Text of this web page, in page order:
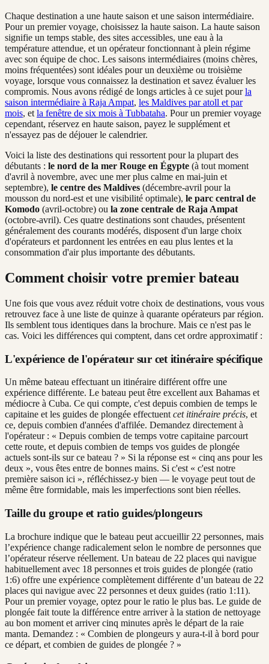
Chaque destination a une haute saison et une saison intermédiaire.
Pour un premier voyage, choisissez la haute saison. La haute saison
signifie un temps stable, des sites accessibles, une eau à la
température attendue, et un opérateur fonctionnant à plein régime
avec son équipe de choc. Les saisons intermédiaires (moins chères,
moins fréquentées) sont idéales pour un deuxième ou troisième
voyage, lorsque vous connaissez la destination et savez évaluer les
compromis. Nous avons rédigé de longs articles à ce sujet pourla
saison intermédiaire à Raja Ampat, les Maldives par atoll et par
mois, et la fenêtre de six mois à Tubbataha. Pour un premier voyage
cependant, réservez en haute saison, payez le supplément et
n'essayez pas de déjouer le calendrier.
Voici la liste des destinations qui ressortent pour la plupart des
débutants : le nord de la mer Rouge en Égypte (à tout moment
d'avril à novembre, avec une mer plus calme en mai-juin et
septembre), le centre des Maldives (décembre-avril pour la
mousson du nord-est et une visibilité optimale), le parc central de
Komodo (avril-octobre) ou la zone centrale de Raja Ampat
(octobre-avril). Ces quatre destinations sont chaudes, présentent
généralement des courants modérés, disposent d'un large choix
d'opérateurs et pardonnent les entrées en eau plus lentes et la
consommation d'air plus importante des débutants.
Comment choisir votre premier bateau
Une fois que vous avez réduit votre choix de destinations, vous vous
retrouvez face à une liste de quinze à quarante opérateurs par région.
Ils semblent tous identiques dans la brochure. Mais ce n'est pas le
cas. Voici les différences qui comptent, dans cet ordre approximatif :
L'expérience de l'opérateur sur cet itinéraire spécifique
Un même bateau effectuant un itinéraire différent offre une
expérience différente. Le bateau peut être excellent aux Bahamas et
médiocre à Cuba. Ce qui compte, c'est depuis combien de temps le
capitaine et les guides de plongée effectuent cet itinéraire précis, et
ce, depuis combien d'années d'affilée. Demandez directement à
l'opérateur : « Depuis combien de temps votre capitaine parcourt
cette route, et depuis combien de temps vos guides de plongée
actuels sont-ils sur ce bateau ? » Si la réponse est « cinq ans pour les
deux », vous êtes entre de bonnes mains. Si c'est « c'est notre
première saison ici », réfléchissez-y bien — le voyage peut tout de
même être formidable, mais les imperfections sont bien réelles.
Taille du groupe et ratio guides/plongeurs
La brochure indique que le bateau peut accueillir 22 personnes, mais
l’expérience change radicalement selon le nombre de personnes que
l’opérateur réserve réellement. Un bateau de 22 places qui navigue
habituellement avec 18 personnes et trois guides de plongée (ratio
1:6) offre une expérience complètement différente d’un bateau de 22
places qui navigue avec 22 personnes et deux guides (ratio 1:11).
Pour un premier voyage, optez pour le ratio le plus bas. Le guide de
plongée fait toute la différence entre arriver à la station de nettoyage
au bon moment et arriver cinq minutes après le départ de la raie
manta. Demandez : « Combien de plongeurs y aura-t-il à bord pour
ce départ, et combien de guides de plongée ? »